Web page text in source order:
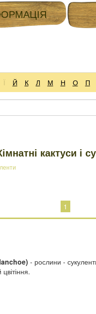
Ї Й К Л М Н О П
кактуси і
1
- рослини -